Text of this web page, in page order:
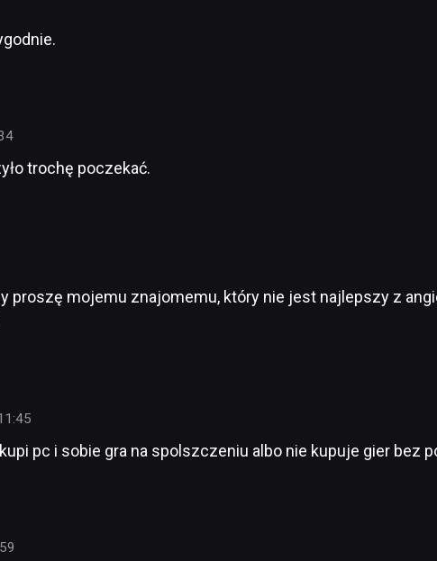
trochę poczekać.
proszę mojemu znajomemu, który nie jest najlepszy z
pc i sobie gra na spolszczeniu albo nie kupuje gier bez